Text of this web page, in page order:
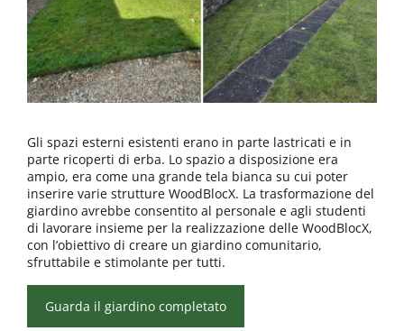
Gli spazi esterni esistenti erano in parte lastricati e in
parte ricoperti di erba. Lo spazio a disposizione era
ampio, era come una grande tela bianca su cui poter
inserire varie strutture WoodBlocX. La trasformazione del
giardino avrebbe consentito al personale e agli studenti
di lavorare insieme per la realizzazione delle WoodBlocX,
con l’obiettivo di creare un giardino comunitario,
sfruttabile e stimolante per tutti.
Guarda il giardino completato